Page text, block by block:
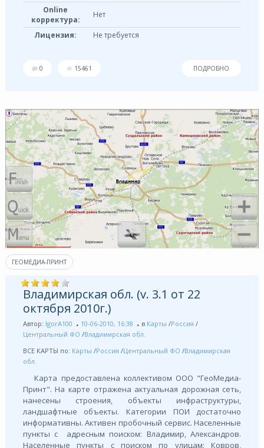
Online
корректура:
Нет
Лицензия: Не требуется
0 15461 ПОДРОБНО
ГЕОМЕДИА-ПРИНТ
Владимирская обл. (v. 3.1 от 22
октября 2010г.)
Автор: IgorA100 10-06-2010, 16:38 в Карты /Россия /
Центральный ФО /Владимирская обл.
ВСЕ КАРТЫ по: Карты /Россия /Центральный ФО /Владимирская
обл.
Карта предоставлена коллективом ООО "ГеоМедиа-
Принт". На карте отражена актуальная дорожная сеть,
нанесены строения, объекты инфраструктуры,
ландшафтные объекты. Категории ПОИ достаточно
информативны. Активен пробочный сервис. Населенные
пункты с адресным поиском: Владимир, Александров.
Населенные пункты с поиском по улицам: Ковров,